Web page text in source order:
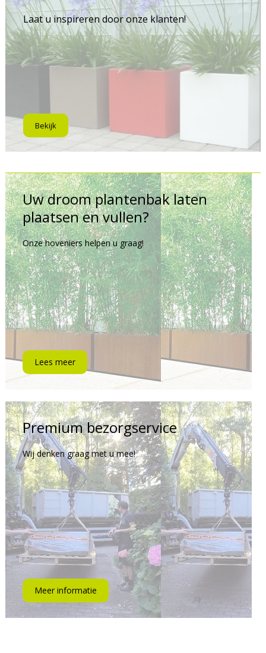
Laat u inspireren door onze klanten!
Bekijk
Uw droom plantenbak laten
plaatsen en vullen?
Onze hoveniers helpen u graag!
Lees meer
Premium bezorgservice
Wij denken graag met u mee!
Meer informatie